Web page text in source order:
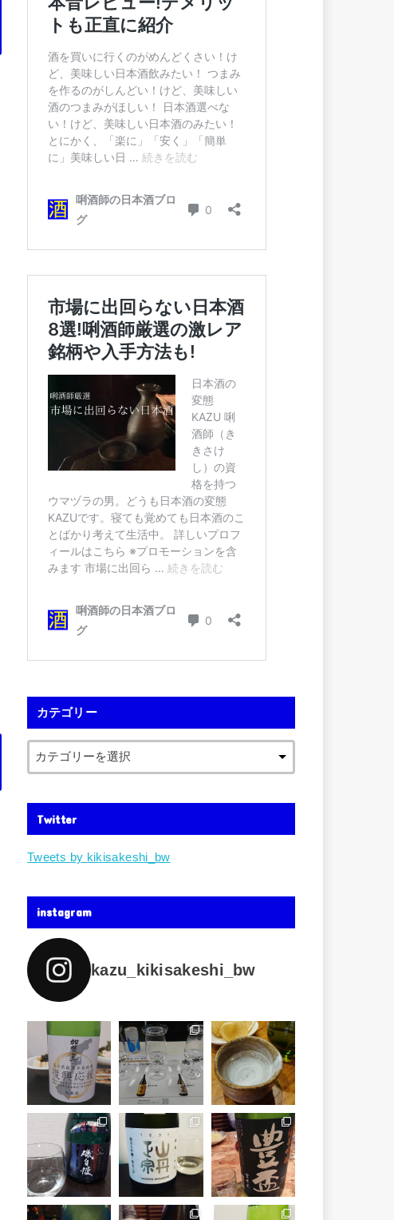
カテゴリー
Twitter
Tweets by kikisakeshi_bw
instagram
kazu_kikisakeshi_bw